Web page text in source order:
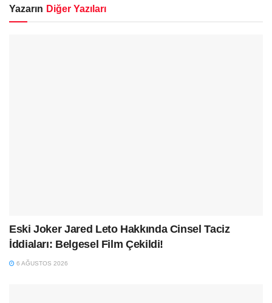
Yazarın Diğer Yazıları
Eski Joker Jared Leto Hakkında Cinsel Taciz
İddiaları: Belgesel Film Çekildi!
6 AĞUSTOS 2026